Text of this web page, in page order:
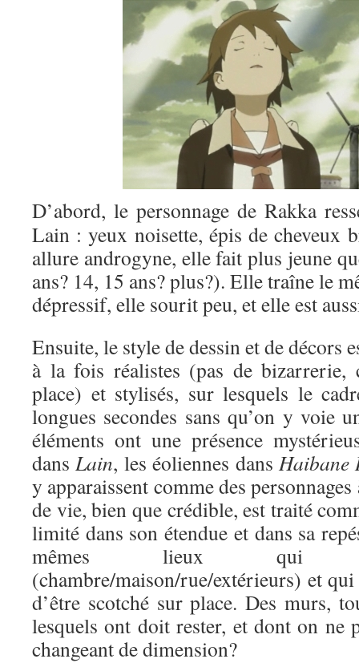
D’abord, le personnage de Rakka
Lain : yeux noisette, épis de cheveux
allure androgyne, elle fait plus jeune
ans? 14, 15 ans? plus?). Elle traîne le
dépressif, elle sourit peu, et elle est
Ensuite, le style de dessin et de décors
à la fois réalistes (pas de bizarrerie,
place) et stylisés, sur lesquels le
longues secondes sans qu’on y voie
éléments ont une présence
dansLain, les éoliennes dans Haibane
y apparaissent comme des
de vie, bien que crédible, est traité
limité dans son étendue et dans sa
mêmes lieux qui
(chambre/maison/rue/extérieurs) et
d’être scotché sur place. Des murs,
lesquels ont doit rester, et dont on ne
changeant de dimension?